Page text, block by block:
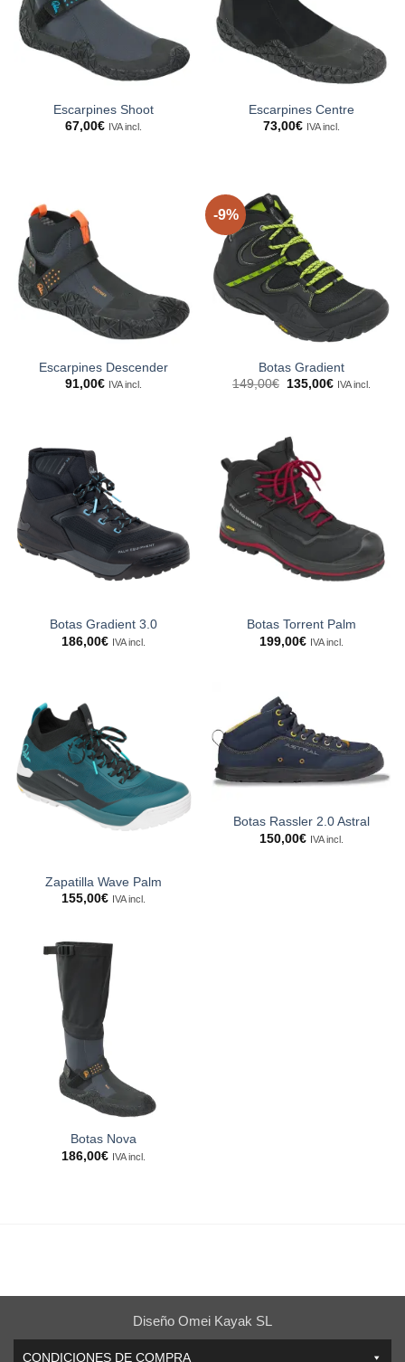
Escarpines Shoot
67,00€ IVA incl.
Escarpines Centre
73,00€ IVA incl.
Escarpines Descender
91,00€ IVA incl.
-9%
Botas Gradient
149,00€
El
135,00€ElIVA incl.
Botas Gradient 3.0
186,00€ IVA incl.
Botas Torrent Palm
199,00€ IVA incl.
Zapatilla Wave Palm
155,00€ IVA incl.
Botas Rassler 2.0 Astral
150,00€ IVA incl.
Botas Nova
186,00€ IVA incl.
Diseño Omei Kayak SL
CONDICIONES DE COMPRA